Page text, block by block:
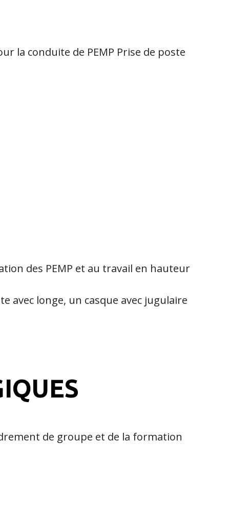
la conduite de PEMP Prise de poste
des PEMP et au travail en hauteur
avec longe, un casque avec jugulaire
de groupe et de la formation